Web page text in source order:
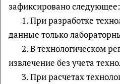
зафиксировано следующее:
1. При разработке
данные только
2. В технологическом
извлечение без учета
3. При расчетах